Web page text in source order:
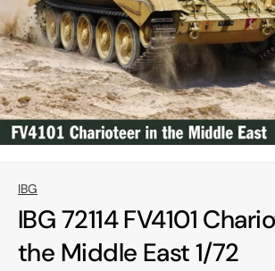
Otwórz
media
1
widoku
galerii
IBG
IBG 72114 FV4101
the Middle East 1/72